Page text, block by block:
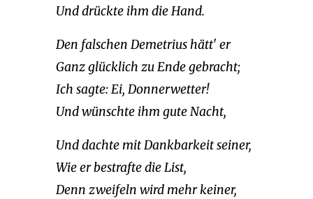
Und drückte ihm die Hand.
Den falschen Demetrius hätt' er
Ganz glücklich zu Ende gebracht;
Ich sagte: Ei, Donnerwetter!
Und wünschte ihm gute Nacht,
Und dachte mit Dankbarkeit seiner,
Wie er bestrafte die List,
Denn zweifeln wird mehr keiner,